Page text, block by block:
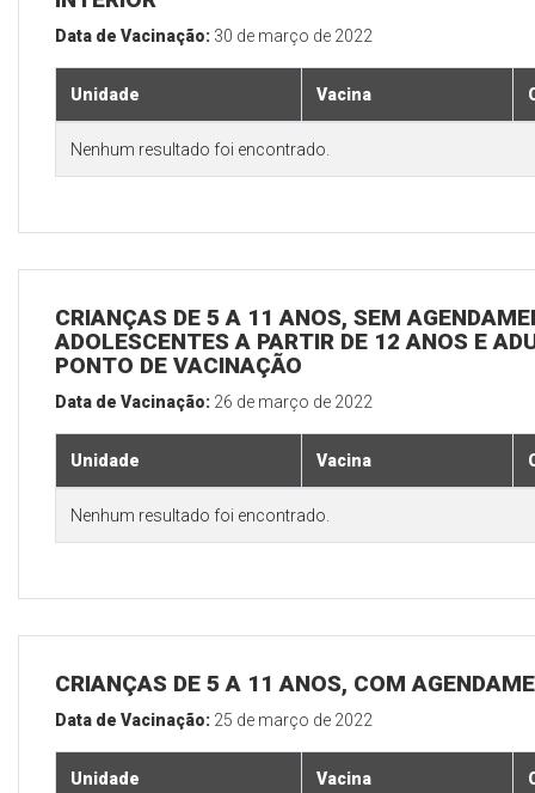
Data de Vacinação: 30 de março de 2022
Unidade Vacina
Nenhum resultado foi encontrado.
CRIANÇAS DE 5 A 11 ANOS, SEM
ADOLESCENTES A PARTIR DE 12 ANOS E
PONTO DE VACINAÇÃO
Data de Vacinação: 26 de março de 2022
Unidade Vacina
Nenhum resultado foi encontrado.
CRIANÇAS DE 5 A 11 ANOS, COM
Data de Vacinação: 25 de março de 2022
Unidade Vacina